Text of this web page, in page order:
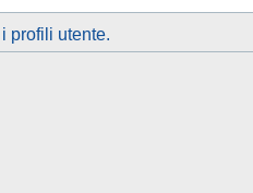
profili utente.